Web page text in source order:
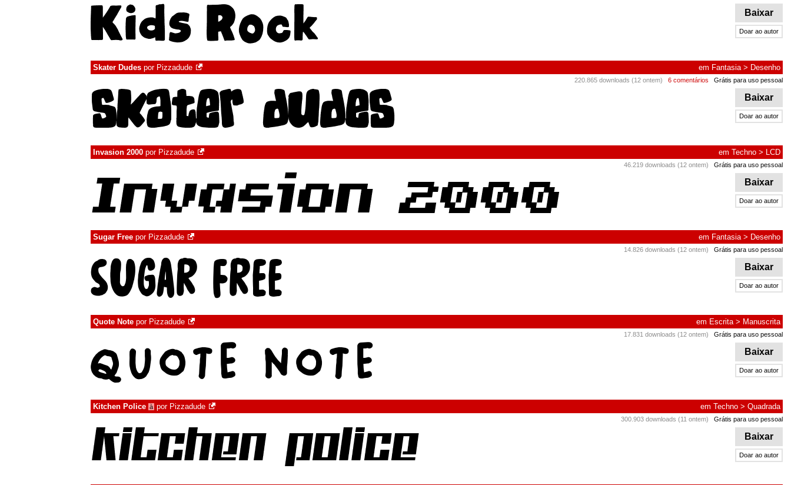
Baixar
Doar ao autor
Skater Dudes por Pizzadude em Fantasia> Desenho
220.865 downloads (12 ontem) 6 comentários Grátis para uso pessoal
Baixar
Doar ao autor
Invasion 2000 por Pizzadude em Techno > LCD
46.219 downloads (12 ontem) Grátis para uso pessoal
Baixar
Doar ao autor
Sugar Free por Pizzadude em Fantasia> Desenho
14.826 downloads (12 ontem) Grátis para uso pessoal
Baixar
Doar ao autor
Quote Note por Pizzadude em Escrita> Manuscrita
17.831 downloads (12 ontem) Grátis para uso pessoal
Baixar
Doar ao autor
Kitchen Police à por Pizzadude em Techno > Quadrada
300.903 downloads (11 ontem) Grátis para uso pessoal
Baixar
Doar ao autor